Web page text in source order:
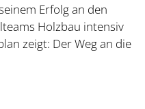
Erfolg an den
Holzbau intensiv
zeigt: Der Weg an die